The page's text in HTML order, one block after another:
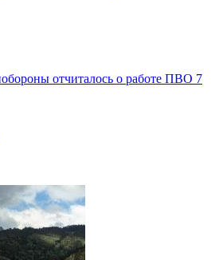
отчиталось о работе ПВО 7